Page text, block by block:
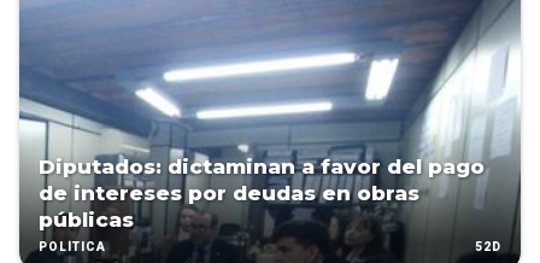
Diputados: dictaminan a favor del pago
de intereses por deudas en obras
públicas
POLÍTICA 52D